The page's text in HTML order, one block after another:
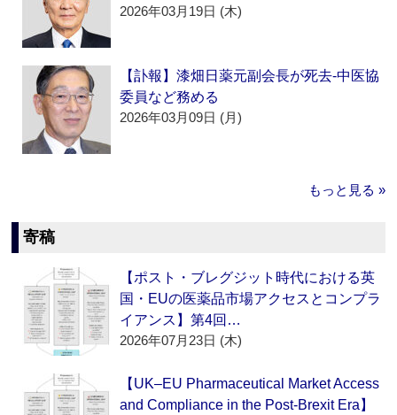
2026年03月19日 (木)
【訃報】漆畑日薬元副会長が死去‐中医協
委員など務める
2026年03月09日 (月)
もっと見る »
寄稿
【ポスト・ブレグジット時代における英
国・EUの医薬品市場アクセスとコンプラ
イアンス】第4回…
2026年07月23日 (木)
【UK–EU Pharmaceutical Market Access
and Compliance in the Post-Brexit Era】